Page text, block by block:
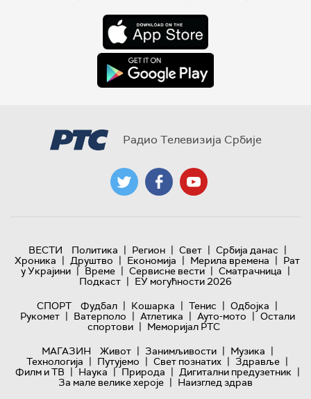
Радио Телевизија Србије
ВЕСТИ Политика | Регион | Свет | Србија данас |
Хроника | Друштво | Економија | Мерила времена | Рат
у Украјини | Време | Сервисне вести | Сматрачница |
Подкаст | ЕУ могућности 2026
СПОРТ
Фудбал | Кошарка | Тенис | Одбојка |
Рукомет | Ватерполо | Атлетика | Ауто-мото | Остали
спортови | Меморијал РТС
МАГАЗИН
Живот | Занимљивости | Музика |
Технологијa | Путујемо | Свет познатих | Здравље |
Филм и ТВ | Наука | Природа | Дигитални предузетник |
За мале велике хероје | Наизглед здрав